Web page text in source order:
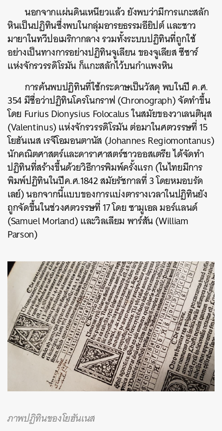
นอกจากแผ่นดินเหนียวแล้วยังพบว่ามีการแกะสลัก
หินเป็นปฏิทินซึ่งพบในกลุ่มอารยธรรมอียิปต์และชาว
มายาในทวีปอเมริกากลางรวมทั้งระบบปฏิทินที่ถูกใช้
อย่างเป็นทางการอย่างปฏิทินจูเลียนของจูเลียสซีซาร์
แห่งจักรวรรดิโรมันก็แกะสลักไว้บนกำแพงหิน
การค้นพบปฏิทินที่ใช้กระดาษเป็นวัสดุพบในปี ค.ศ.
354มีชื่อว่าปฏิทินโครโนกราฟ (Chronograph)จัดทำขึ้น
โดย Furius Dionysius Folocalusในสมัยของวาเลนตินุส
(Valentinus)แห่งจักรวรรดิโรมันต่อมาในศตวรรษที่15
โยฮันเนสเรจีโอมอนตานัส (Johannes Regiomontanus)
นักคณิตศาสตร์และดาราศาสตร์ชาวออสเตรียได้จัดทำ
ปฏิทินที่สร้างขึ้นด้วยวิธีการพิมพ์ครั้งแรก(ในไทยมีการ
พิมพ์ปฏิทินในปีค.ศ.1842สมัยรัชกาลที่3โดยหมอบรัด
เลย์)นอกจากนี้แบบของการแบ่งตารางเวลาในปฏิทินยัง
ถูกจัดขึ้นในช่วงศตวรรษที่17 โดยซามูเอล มอร์แลนด์
(Samuel Morland)และวิลเลียม พาร์สัน(William
Parson)
ภาพปฏิทินของโยฮันเนส